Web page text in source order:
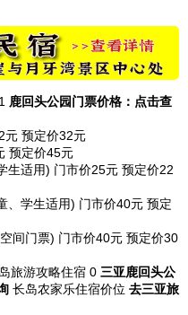
鹿回头公园门票价格：点击查
元 预定价32元
预定价45元
生适用) 门市价25元 预定价22
、学生适用) 门市价40元 预定
间门票) 门市价40元 预定价30
旅游攻略住宿 0 三亚鹿回头公
长岛农家乐住宿价位 去三亚旅